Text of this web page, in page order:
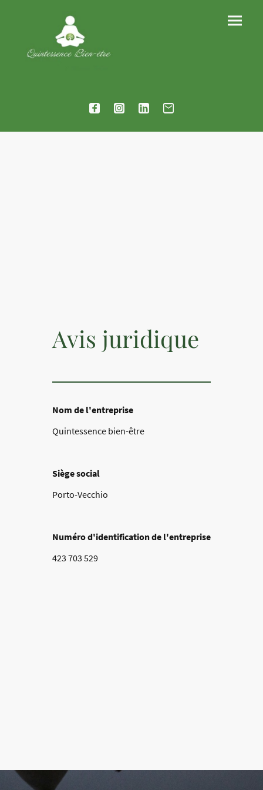
Avis juridique
Nom de l'entreprise
Quintessence bien-être
Siège social
Porto-Vecchio
Numéro d'identification de l'entreprise
423 703 529